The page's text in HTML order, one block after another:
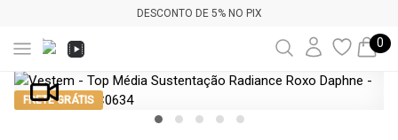
DESCONTO DE 5% NO PIX
0
FRETE GRÁTIS